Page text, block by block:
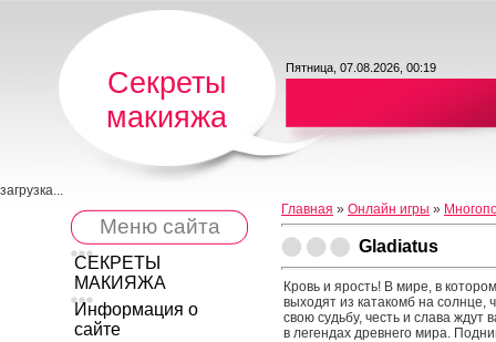
Секреты
макияжа
Пятница, 07.08.2026, 00:19
загрузка...
Меню сайта
СЕКРЕТЫ
МАКИЯЖА
Информация о
сайте
Главная » Онлайн игры »
Gladiatus
Кровь и ярость! В мире, в
выходят из катакомб на солнце,
свою судьбу, честь и слава ждут
в легендах древнего мира.